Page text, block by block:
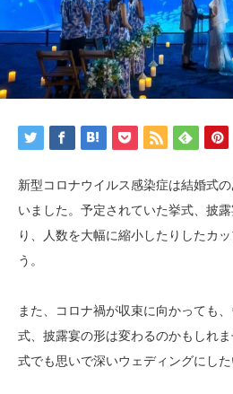
新型コロナウイルス感染症は結婚式
いました。予定されていた挙式、披
り、人数を大幅に縮小したりしたカ
う。
また、コロナ禍が収束に向かっても
式、披露宴の形は変わるのかもしれ
式でも思いで深いウェディングにした